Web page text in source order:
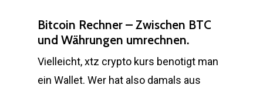
Bitcoin Rechner – Zwischen BTC
und Währungen umrechnen.
Vielleicht, xtz crypto kurs benotigt man
ein Wallet. Wer hat also damals aus